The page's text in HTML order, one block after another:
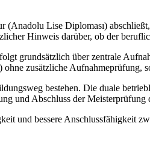
Lise Diploması)
Hinweis darüber, ob der
grundsätzlich über zentrale
zusätzliche Aufnahmeprüfung,
bestehen. Die duale
und Abschluss der
und bessere Anschlussfähigkeit